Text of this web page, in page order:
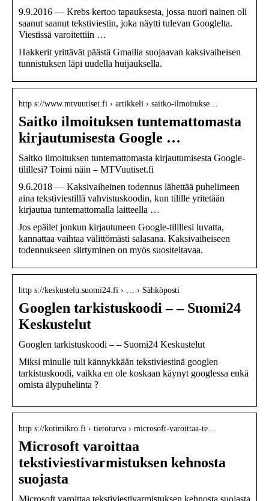
9.9.2016 — Krebs kertoo tapauksesta, jossa nuori nainen oli
saanut saanut tekstiviestin, joka näytti tulevan Googlelta.
Viestissä varoitettiin …
Hakkerit yrittävät päästä Gmailia suojaavan kaksivaiheisen
tunnistuksen läpi uudella huijauksella.
http s://www.mtvuutiset.fi › artikkeli › saitko-ilmoitukse…
Saitko ilmoituksen tuntemattomasta
kirjautumisesta Google …
Saitko ilmoituksen tuntemattomasta kirjautumisesta Google-
tilillesi? Toimi näin – MTVuutiset.fi
9.6.2018 — Kaksivaiheinen todennus lähettää puhelimeen
aina tekstiviestillä vahvistuskoodin, kun tilille yritetään
kirjautua tuntemattomalla laitteella …
Jos epäilet jonkun kirjautuneen Google-tilillesi luvatta,
kannattaa vaihtaa välittömästi salasana. Kaksivaiheiseen
todennukseen siirtyminen on myös suositeltavaa.
http s://keskustelu.suomi24.fi › … › Sähköposti
Googlen tarkistuskoodi – – Suomi24
Keskustelut
Googlen tarkistuskoodi – – Suomi24 Keskustelut
Miksi minulle tuli kännykkään tekstiviestinä googlen
tarkistuskoodi, vaikka en ole koskaan käynyt googlessa enkä
omista älypuhelinta ?
http s://kotimikro.fi › tietoturva › microsoft-varoittaa-te…
Microsoft varoittaa
tekstiviestivarmistuksen kehnosta
suojasta
Microsoft varoittaa tekstiviestivarmistuksen kehnosta suojasta